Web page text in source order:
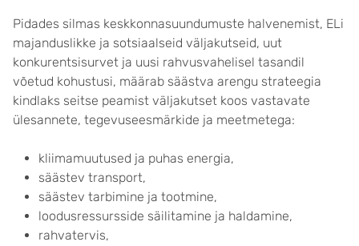
Pidades silmas keskkonnasuundumuste halvenemist, ELi
majanduslikke ja sotsiaalseid väljakutseid, uut
konkurentsisurvet ja uusi rahvusvahelisel tasandil
võetud kohustusi, määrab säästva arengu strateegia
kindlaks seitse peamist väljakutset koos vastavate
ülesannete, tegevuseesmärkide ja meetmetega:
kliimamuutused ja puhas energia,
säästev transport,
säästev tarbimine ja tootmine,
loodusressursside säilitamine ja haldamine,
rahvatervis,